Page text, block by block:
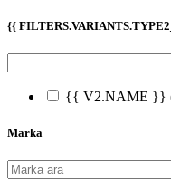
{{
{{ V2.NAME }}
Marka